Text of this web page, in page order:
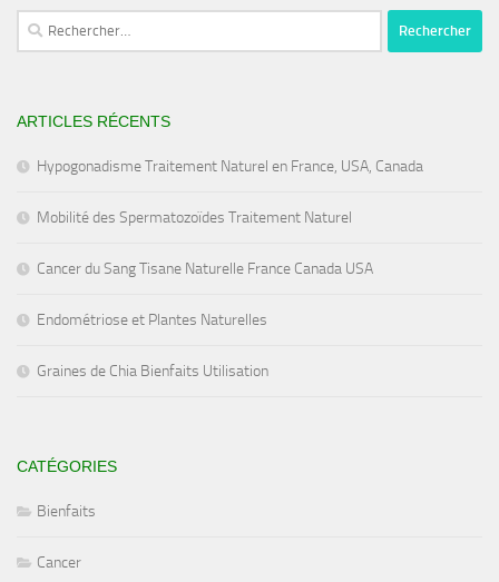
Rechercher :
ARTICLES RÉCENTS
Hypogonadisme Traitement Naturel en France, USA, Canada
Mobilité des Spermatozoïdes Traitement Naturel
Cancer du Sang Tisane Naturelle France Canada USA
Endométriose et Plantes Naturelles
Graines de Chia Bienfaits Utilisation
CATÉGORIES
Bienfaits
Cancer